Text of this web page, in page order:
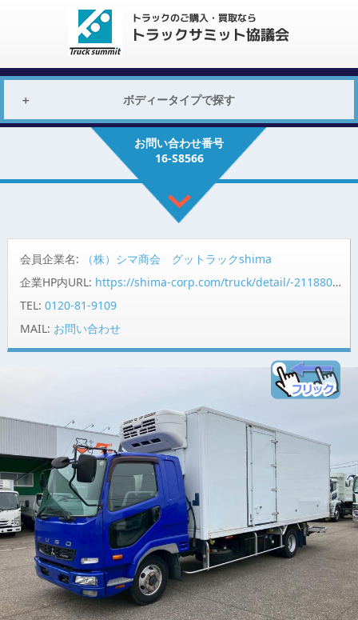
ボディータイプで探す
お問い合わせ番号
16-S8566
会員企業名:
（株）シマ商会 グットラックshima
企業HP内URL: https://shima-corp.com/truck/detail/-2118802302/
TEL: 0120-81-9109
MAIL: お問い合わせ